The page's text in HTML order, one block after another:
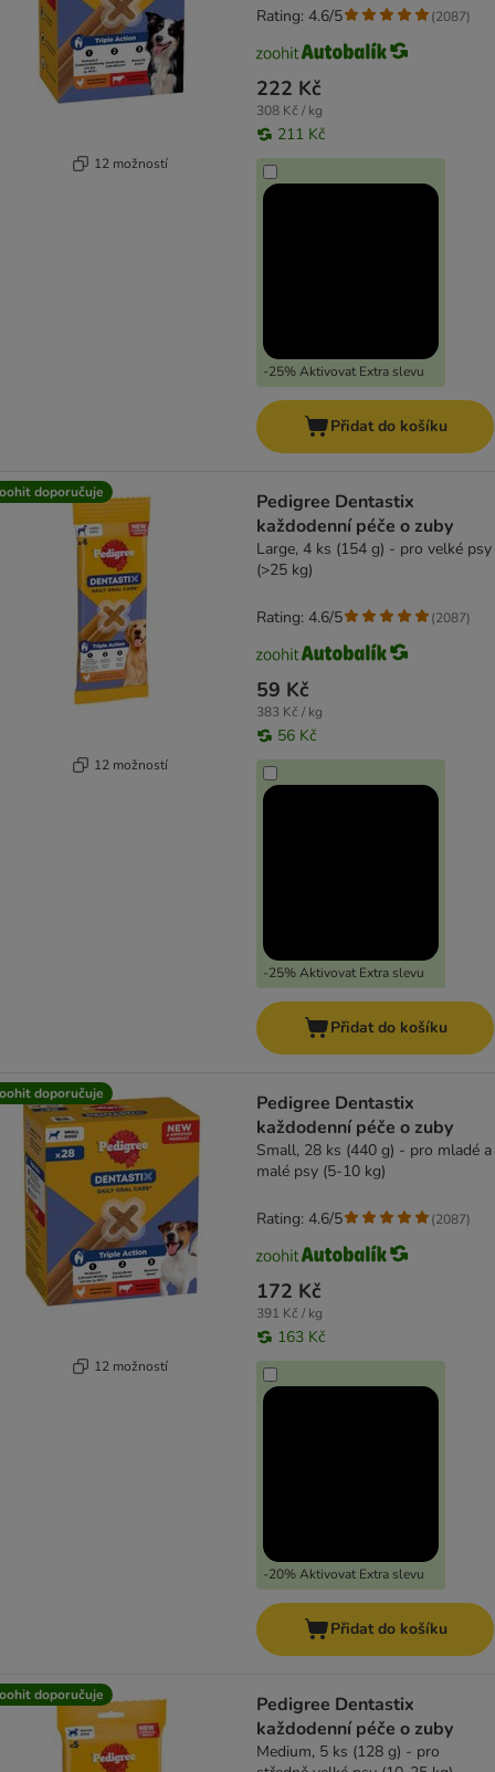
12 možností
222 Kč
308 Kč / kg
211 Kč
-25% Aktivovat Extra slevu
Rating: 4.6/5 (2087)
Přidat do košíku
doporučuje
12 možností
Pedigree Dentastix
každodenní péče o zuby
Large, 4 ks (154 g) - pro velké psy
(>25 kg)
59 Kč
383 Kč / kg
56 Kč
-25% Aktivovat Extra slevu
Rating: 4.6/5 (2087)
Přidat do košíku
doporučuje
12 možností
Pedigree Dentastix
každodenní péče o zuby
Small, 28 ks (440 g) - pro mladé a
malé psy (5-10 kg)
172 Kč
391 Kč / kg
163 Kč
-20% Aktivovat Extra slevu
Rating: 4.6/5 (2087)
Přidat do košíku
doporučuje
Pedigree Dentastix
každodenní péče o zuby
Medium, 5 ks (128 g) - pro